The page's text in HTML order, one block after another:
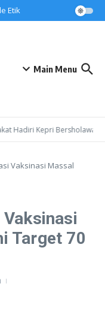
Etik
Main Menu
Hadiri Kepri Bersholawat 3
Vaksinasi Massal
Target 70